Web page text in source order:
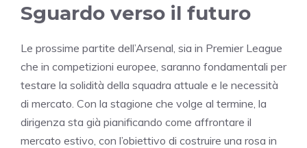
Sguardo verso il futuro
Le prossime partite dell’Arsenal, sia in Premier League
che in competizioni europee, saranno fondamentali per
testare la solidità della squadra attuale e le necessità
di mercato. Con la stagione che volge al termine, la
dirigenza sta già pianificando come affrontare il
mercato estivo, con l’obiettivo di costruire una rosa in